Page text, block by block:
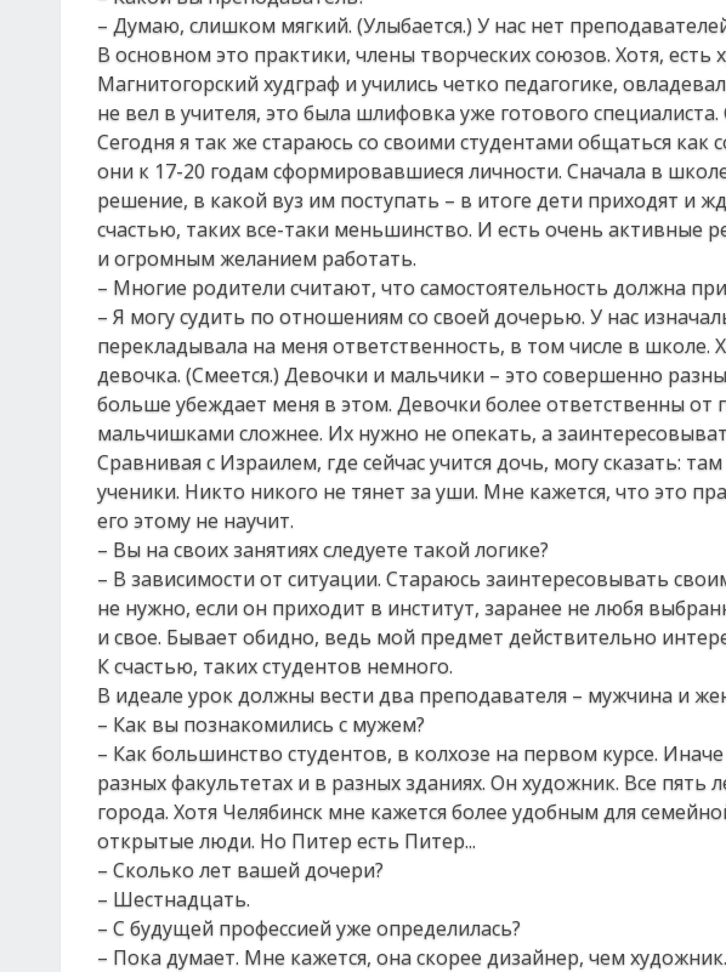
– Думаю, слишком мягкий. (Улыбается.) У нас нет
В основном это практики, члены творческих союзов. Хотя,
Магнитогорский худграф и учились четко педагогике,
не вел в учителя, это была шлифовка уже готового
Сегодня я так же стараюсь со своими студентами общаться
они к 17-20 годам сформировавшиеся личности. Сначала в
решение, в какой вуз им поступать – в итоге дети приходят и
счастью, таких все-таки меньшинство. И есть очень активные
и огромным желанием работать.
– Многие родители считают, что самостоятельность должна
– Я могу судить по отношениям со своей дочерью. У нас
перекладывала на меня ответственность, в том числе в
девочка. (Смеется.) Девочки и мальчики – это совершенно
больше убеждает меня в этом. Девочки более ответственны
мальчишками сложнее. Их нужно не опекать, а
Сравнивая с Израилем, где сейчас учится дочь, могу сказать:
ученики. Никто никого не тянет за уши. Мне кажется, что это
его этому не научит.
– Вы на своих занятиях следуете такой логике?
– В зависимости от ситуации. Стараюсь заинтересовывать
не нужно, если он приходит в институт, заранее не любя
и свое. Бывает обидно, ведь мой предмет действительно
К счастью, таких студентов немного.
В идеале урок должны вести два преподавателя – мужчина и
– Как вы познакомились с мужем?
– Как большинство студентов, в колхозе на первом курсе.
разных факультетах и в разных зданиях. Он художник. Все пять
города. Хотя Челябинск мне кажется более удобным для
открытые люди. Но Питер есть Питер...
– Сколько лет вашей дочери?
– Шестнадцать.
– С будущей профессией уже определилась?
– Пока думает. Мне кажется, она скорее дизайнер, чем